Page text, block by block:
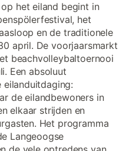
het eiland begint in
het
en de traditionele
april. De voorjaarsmarkt
beachvolleybaltoernooi
Een absoluut
eilanduitdaging:
de eilandbewoners in
elkaar strijden en
Het programma
Langeoogse